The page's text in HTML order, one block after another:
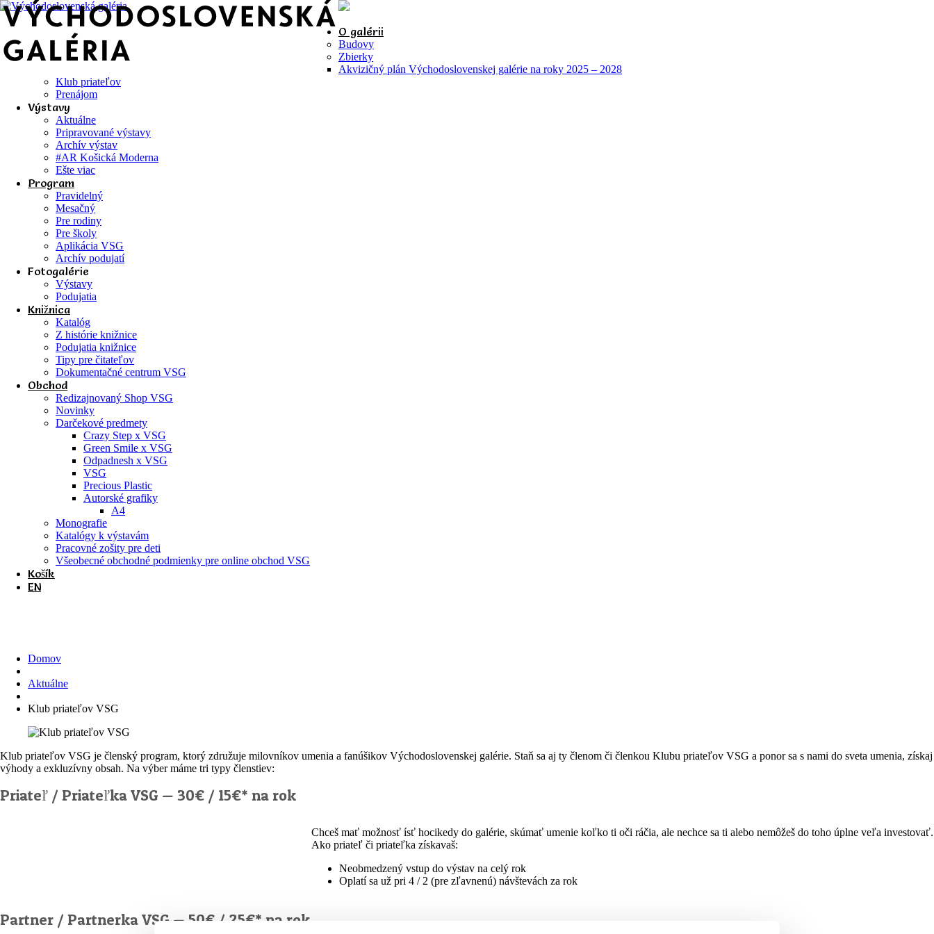
O galérii
Budovy
Zbierky
Akvizičný plán Východoslovenskej galérie na roky 2025 – 2028
Klub priateľov
Prenájom
Výstavy
Aktuálne
Pripravované výstavy
Archív výstav
#AR Košická Moderna
Ešte viac
Program
Pravidelný
Mesačný
Pre rodiny
Pre školy
Aplikácia VSG
Archív podujatí
Fotogalérie
Výstavy
Podujatia
Knižnica
Katalóg
Z histórie knižnice
Podujatia knižnice
Tipy pre čitateľov
Dokumentačné centrum VSG
Obchod
Redizajnovaný Shop VSG
Novinky
Darčekové predmety
Crazy Step x VSG
Green Smile x VSG
Odpadnesh x VSG
VSG
Precious Plastic
Autorské grafiky
A4
Monografie
Katalógy k výstavám
Pracovné zošity pre deti
Všeobecné obchodné podmienky pre online obchod VSG
Košík
EN
Domov
Aktuálne
Klub priateľov VSG
Klub priateľov VSG je členský program, ktorý združuje milovníkov umenia a fanúšikov Východoslovenskej galérie. Staň sa aj ty členom či členkou Klubu priateľov VSG a ponor sa s nami do sveta umenia, získaj
výhody a exkluzívny obsah. Na výber máme tri typy členstiev:
Priateľ / Priateľka VSG — 30€ / 15€* na rok
Chceš mať možnosť ísť hocikedy do galérie, skúmať umenie koľko ti oči ráčia, ale nechce sa ti alebo nemôžeš do toho úplne veľa investovať.
Ako priateľ či priateľka získavaš:
Neobmedzený vstup do výstav na celý rok
Oplatí sa už pri 4 / 2 (pre zľavnenú) návštevách za rok
Partner / Partnerka VSG — 50€ / 25€* na rok